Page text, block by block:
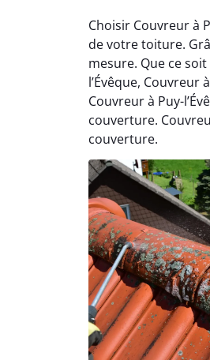
Choisir Couvreur à
de votre toiture.
mesure. Que ce
l’Évêque, Couvreur
Couvreur à Puy-
couverture.
couverture.